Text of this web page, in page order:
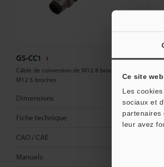
Ce site
Les
sociaux et
partenaires
leur avez
GS-CC1
Câble de conversion de M12 8 broches à
M12 5 broches
Dimensions
Fiche technique
CAO / CAE
Manuels
GS-
M12